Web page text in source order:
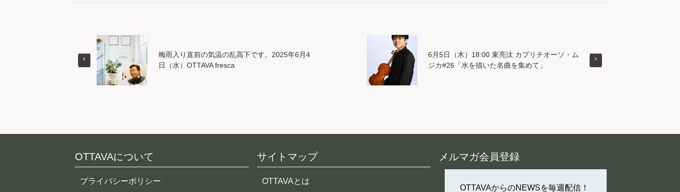
梅雨入り直前の気温の乱高下です。2025年6月4
日（水）OTTAVA fresca
6月5日（木）18:00 東亮汰 カプリチオーソ・ム
ジカ#26「水を描いた名曲を集めて」
OTTAVAについて
プライバシーポリシー
サイトマップ
OTTAVAとは
メルマガ会員登録
OTTAVAからのNEWSを毎週配信！